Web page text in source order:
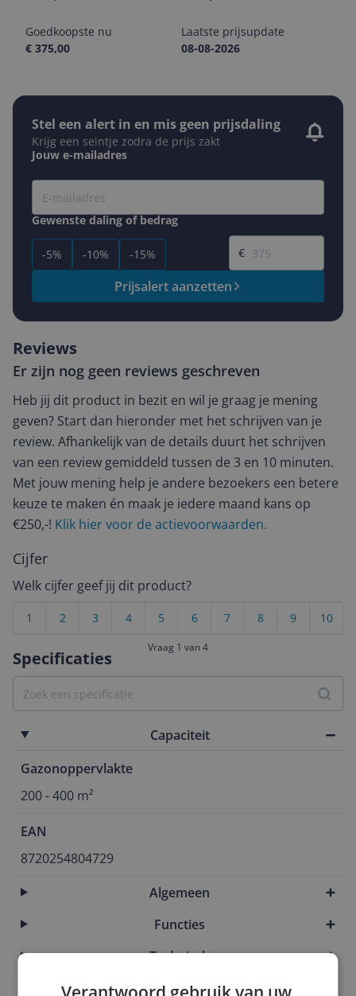
Goedkoopste nu
€ 375,00
Laatste prijsupdate
08-08-2026
Stel een alert in en mis geen prijsdaling
Krijg een seintje zodra de prijs zakt
Jouw e-mailadres
Gewenste daling of bedrag
-5% -10% -15%
Gewenste prijs
€
Prijsalert aanzetten
Specificaties
Capaciteit
Gazonoppervlakte
200 - 400 m²
EAN
8720254804729
Algemeen
Functies
Technisch
Reviews
Er zijn nog geen reviews geschreven
Heb jij dit product in bezit en wil je graag je mening
geven? Start dan hieronder met het schrijven van je
review. Afhankelijk van de details duurt het schrijven
van een review gemiddeld tussen de 3 en 10 minuten.
Met jouw mening help je andere bezoekers een betere
keuze te maken én maak je iedere maand kans op
€250,-! Klik hier voor de actievoorwaarden.
Cijfer
Welk cijfer geef jij dit product?
10
9
8
7
6
5
4
3
2
1
Vraag 1 van 4